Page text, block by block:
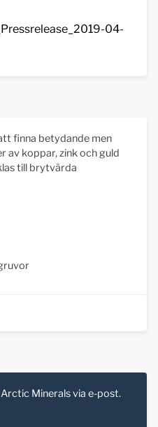
04-
finna betydande men
av koppar, zink och guld
till brytvärda
Minerals via e-post.